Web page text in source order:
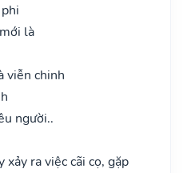
là
viễn chinh
người..
xảy ra việc cãi cọ, gặp